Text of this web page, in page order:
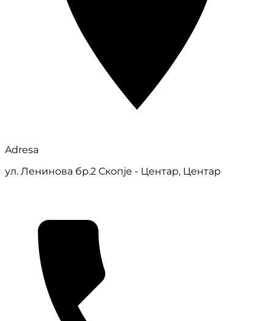
Adresa
ул. Ленинова бр.2 Скопје - Центар, Центар